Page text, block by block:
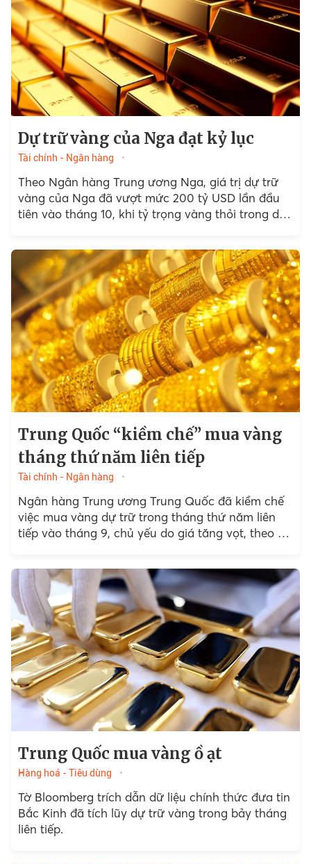
Dự trữ vàng của Nga đạt kỷ lục
Tài chính - Ngân hàng
Theo Ngân hàng Trung ương Nga, giá trị dự trữ
vàng của Nga đã vượt mức 200 tỷ USD lần đầu
tiên vào tháng 10, khi tỷ trọng vàng thỏi trong dự
Trung Quốc “kiềm chế” mua vàng
tháng thứ năm liên tiếp
Tài chính - Ngân hàng
Ngân hàng Trung ương Trung Quốc đã kiềm chế
việc mua vàng dự trữ trong tháng thứ năm liên
tiếp vào tháng 9, chủ yếu do giá tăng vọt, theo dữ
Trung Quốc mua vàng ồ ạt
Hàng hoá - Tiêu dùng
Tờ Bloomberg trích dẫn dữ liệu chính thức đưa tin
Bắc Kinh đã tích lũy dự trữ vàng trong bảy tháng
liên tiếp.